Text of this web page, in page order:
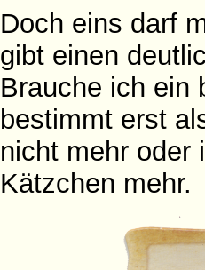
Doch eins darf
gibt einen
Brauche ich ein
bestimmt erst
nicht mehr oder
Kätzchen mehr.